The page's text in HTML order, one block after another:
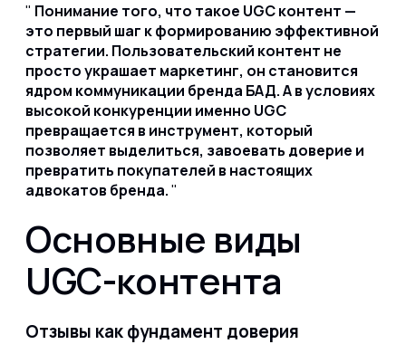
Понимание того, что такое UGC контент —
это первый шаг к формированию эффективной
стратегии. Пользовательский контент не
просто украшает маркетинг, он становится
ядром коммуникации бренда БАД. А в условиях
высокой конкуренции именно UGC
превращается в инструмент, который
позволяет выделиться, завоевать доверие и
превратить покупателей в настоящих
адвокатов бренда.
Основные виды
UGC-контента
Отзывы как фундамент доверия